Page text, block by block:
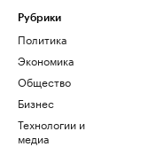
Рубрики
Политика
Экономика
Общество
Бизнес
Технологии и
медиа